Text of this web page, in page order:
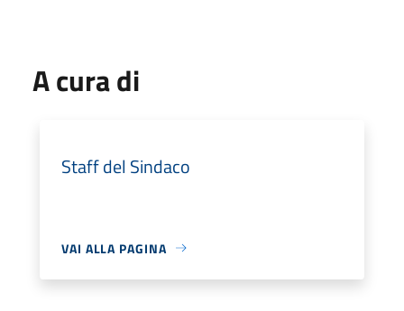
A cura di
Staff del Sindaco
VAI ALLA PAGINA